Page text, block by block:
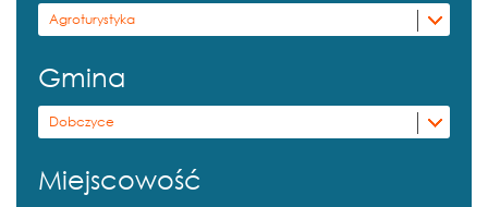
Agroturystyka
Gmina
Dobczyce
Miejscowość